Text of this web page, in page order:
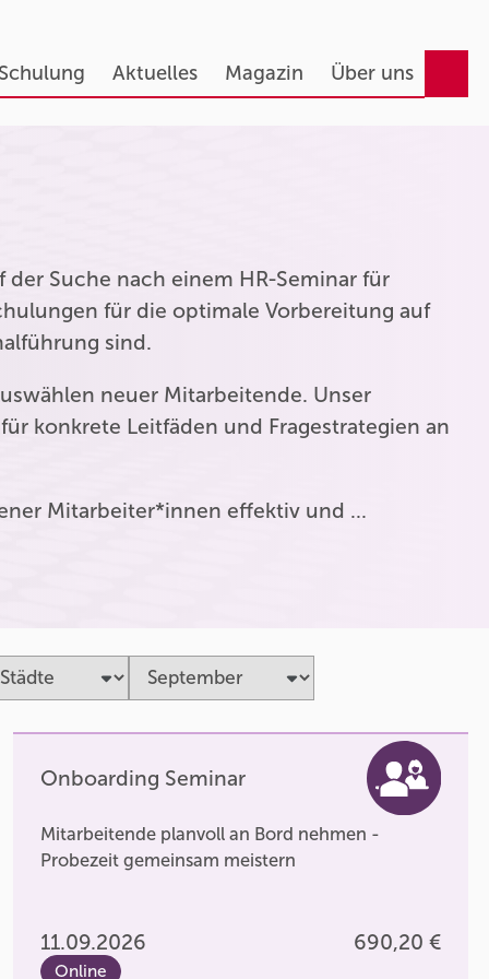
Aktuelles Magazin Über uns
Suche nach einem HR-Seminar für
für die optimale Vorbereitung auf
sind.
neuer Mitarbeitende. Unser
konkrete Leitfäden und Fragestrategien an
Mitarbeiter*innen effektiv und …
Onboarding Seminar
Mitarbeitende planvoll an Bord nehmen -
Probezeit gemeinsam meistern
11.09.2026 690,20 €
Online